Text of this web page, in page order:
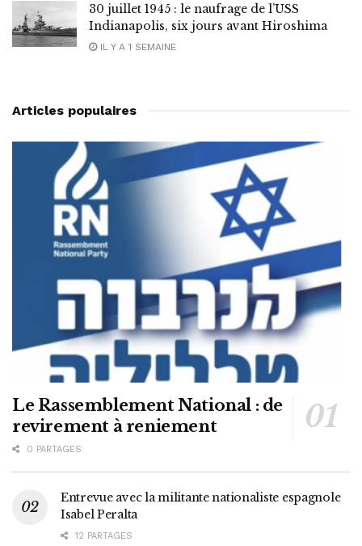
30 juillet 1945 : le naufrage de l’USS
Indianapolis, six jours avant Hiroshima
IL Y A 1 SEMAINE
Articles populaires
Le Rassemblement National : de
revirement à reniement
0 PARTAGES
Entrevue avec la militante nationaliste espagnole
Isabel Peralta
12 PARTAGES